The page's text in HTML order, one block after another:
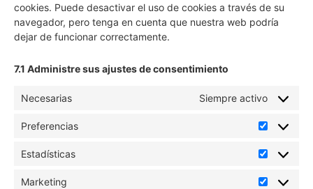
cookies. Puede desactivar el uso de cookies a través de su
navegador, pero tenga en cuenta que nuestra web podría
dejar de funcionar correctamente.
7.1 Administre sus ajustes de consentimiento
Necesarias Siempre activo
Preferencias
Estadísticas
Marketing